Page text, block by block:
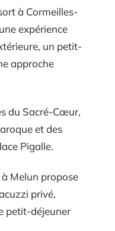
à Cormeilles-
expérience
un petit-
approche
du Sacré-Cœur,
et des
Pigalle.
Melun propose
privé,
petit-déjeuner